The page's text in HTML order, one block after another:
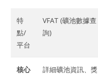
特
點/
平台
VFAT (礦池數據查
詢)
核心 詳細礦池資訊、獎